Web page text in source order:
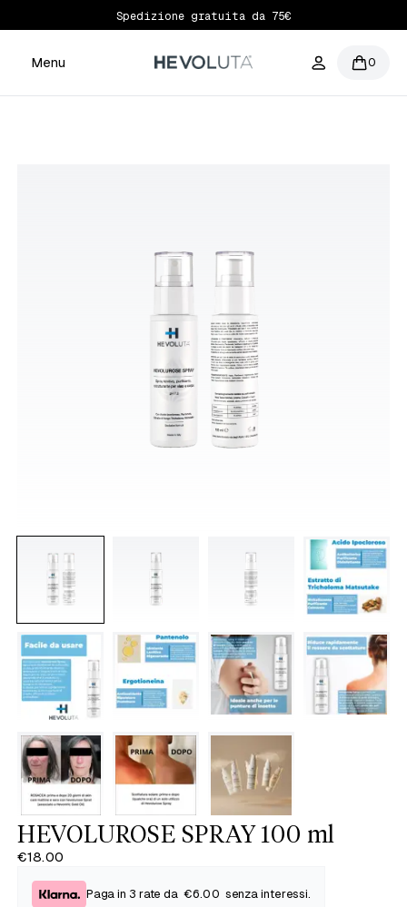
Spedizione gratuita da 75€
Menu 0
HEVOLUROSE SPRAY 100 ml
€18.00
Paga in 3 rate da €6.00 senza interessi.